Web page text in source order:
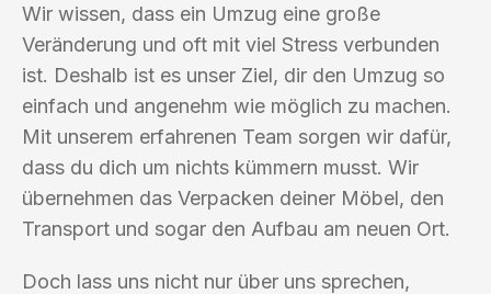
Wir wissen, dass ein Umzug eine große
Veränderung und oft mit viel Stress verbunden
ist. Deshalb ist es unser Ziel, dir den Umzug so
einfach und angenehm wie möglich zu machen.
Mit unserem erfahrenen Team sorgen wir dafür,
dass du dich um nichts kümmern musst. Wir
übernehmen das Verpacken deiner Möbel, den
Transport und sogar den Aufbau am neuen Ort.
Doch lass uns nicht nur über uns sprechen,